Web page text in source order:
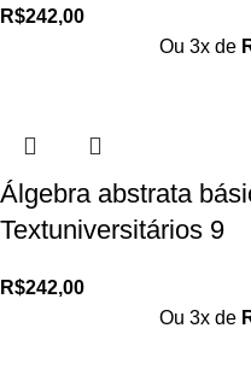
R$242,00
Ou 3x de
Álgebra abstrata
Textuniversitários 9
R$242,00
Ou 3x de